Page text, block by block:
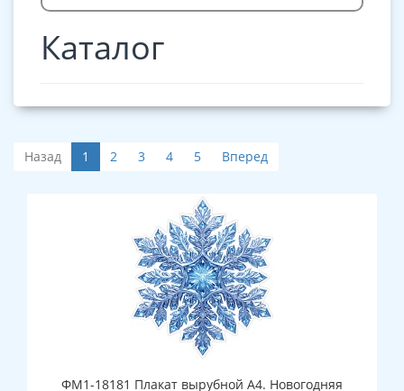
Каталог
Назад 1 2 3 4 5 Вперед
ФМ1-18181 Плакат вырубной А4. Новогодняя